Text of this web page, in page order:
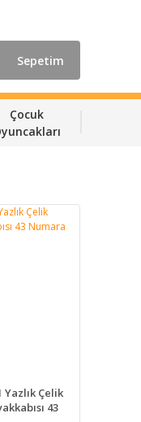
Sepetim
Çocuk
Yazlık Çelik
43